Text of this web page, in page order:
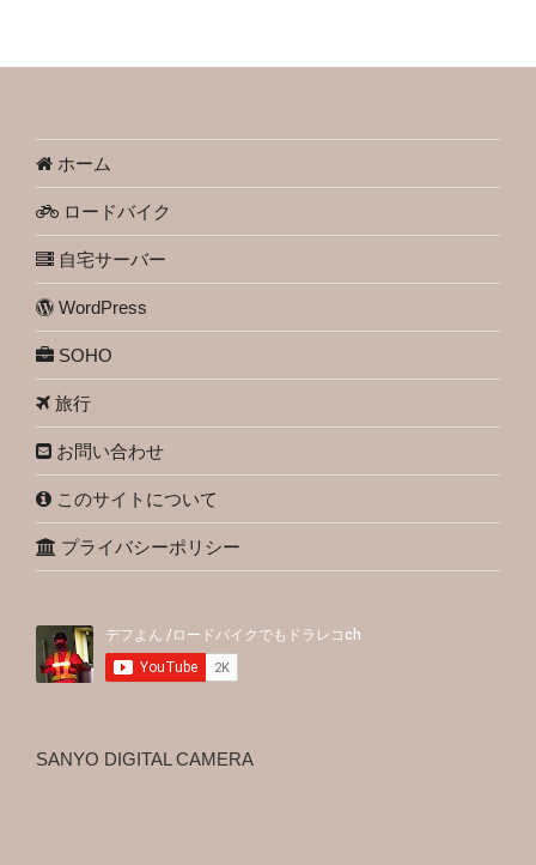
ホーム
ロードバイク
自宅サーバー
WordPress
SOHO
旅行
お問い合わせ
このサイトについて
プライバシーポリシー
SANYO DIGITAL CAMERA